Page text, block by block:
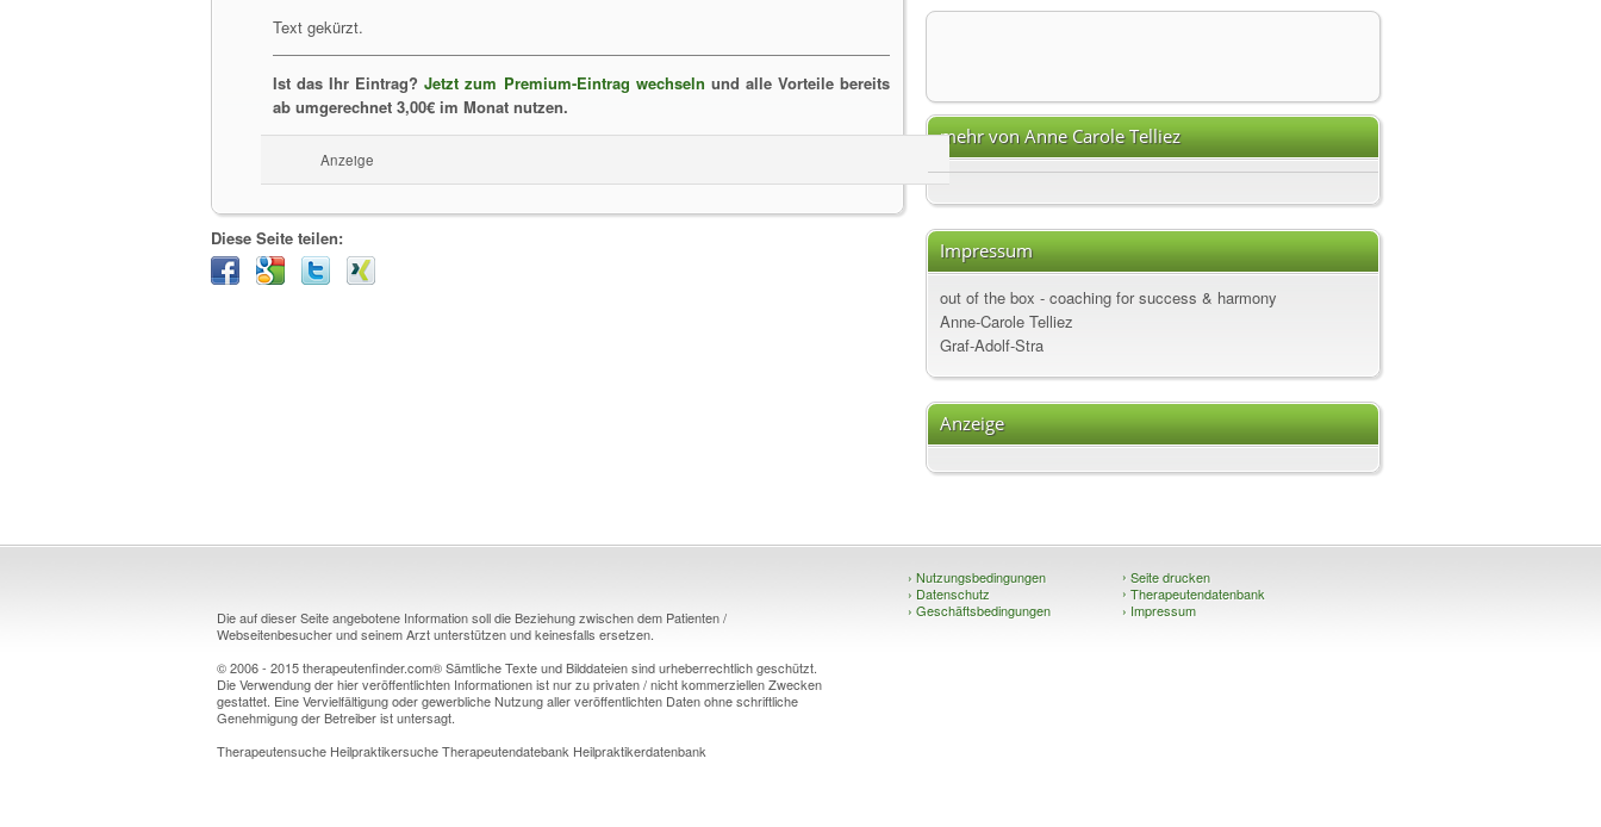
Text gekürzt.
Ist das Ihr Eintrag?Jetzt zum Premium-Eintrag wechseln und alle Vorteile bereits
ab umgerechnet 3,00€ im Monat nutzen.
Anzeige
Diese Seite teilen:
mehr von Anne Carole Telliez
Impressum
out of the box - coaching for success & harmony
Anne-Carole Telliez
Graf-Adolf-Stra
Anzeige
Die auf dieser Seite angebotene Information soll die Beziehung zwischen dem Patienten /
Webseitenbesucher und seinem Arzt unterstützen und keinesfalls ersetzen.
© 2006 - 2015 therapeutenfinder.com® Sämtliche Texte und Bilddateien sind urheberrechtlich geschützt.
Die Verwendung der hier veröffentlichten Informationen ist nur zu privaten / nicht kommerziellen Zwecken
gestattet. Eine Vervielfältigung oder gewerbliche Nutzung aller veröffentlichten Daten ohne schriftliche
Genehmigung der Betreiber ist untersagt.
Therapeutensuche Heilpraktikersuche Therapeutendatebank Heilpraktikerdatenbank
› Nutzungsbedingungen
› Datenschutz
› Geschäftsbedingungen
› Seite drucken
› Therapeutendatenbank
› Impressum